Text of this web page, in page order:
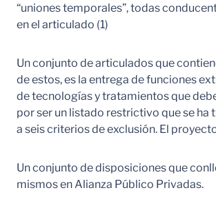
“uniones temporales”, todas
en el articulado (1)
Un conjunto de articulados que
de estos, es la entrega de funciones
de tecnologías y tratamientos que
por ser un listado restrictivo que se
a seis criterios de exclusión. El
Un conjunto de disposiciones que
mismos en Alianza Público Privadas.